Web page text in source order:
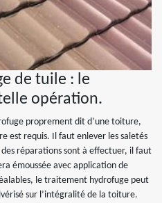
de tuile : le
opération.
proprement dit d’une toiture,
est requis. Il faut enlever les saletés
réparations sont à effectuer, il faut
émoussée avec application de
le traitement hydrofuge peut
sur l’intégralité de la toiture.